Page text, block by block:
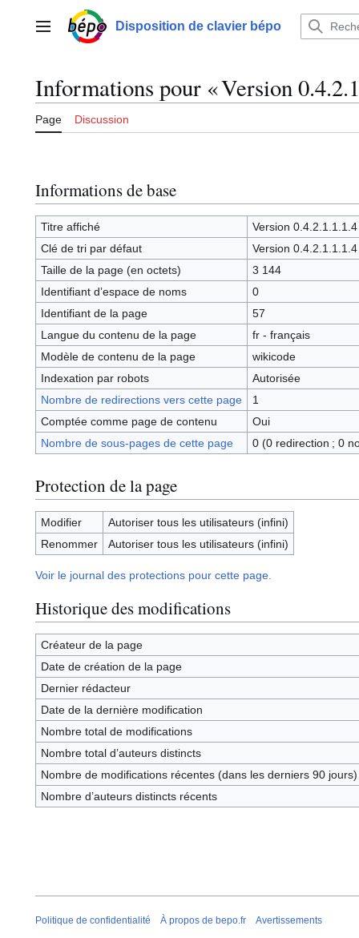
contenuMenu principalDisposition de clavier bépo
Informations pour « Version
Page Discussion
Informations de base
Titre affiché
Version 0.4.2.1.1.1.4
Clé de tri par défaut
Version 0.4.2.1.1.1.4
Taille de la page (en octets)
3 144
Identifiant dʼespace de noms
0
Identifiant de la page
57
Langue du contenu de la page
fr - français
Modèle de contenu de la page
wikicode
Indexation par robots
Autorisée
Nombre de redirections vers cette page
1
Comptée comme page de contenu
Oui
Nombre de sous-pages de cette page
0 (0 redirection ; 0
Protection de la page
Modifier
Autoriser tous les utilisateurs (infini)
Renommer
Autoriser tous les utilisateurs (infini)
Voir le journal des protections pour cette page.
Historique des modifications
Créateur de la page
Date de création de la page
Dernier rédacteur
Date de la dernière modification
Nombre total de modifications
Nombre total d’auteurs distincts
Nombre de modifications récentes (dans les derniers 90 jours)
Nombre d’auteurs distincts récents
Politique de confidentialité À propos de bepo.fr Avertissements